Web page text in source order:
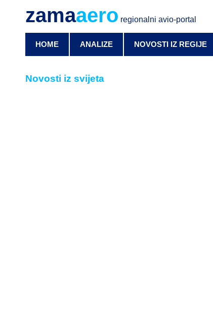
zamaaero regionalni avio-portal
HOME ANALIZE NOVOSTI IZ REGIJE
Novosti iz svijeta